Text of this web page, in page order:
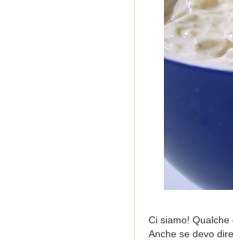
Ci siamo! Qualche
Anche se devo